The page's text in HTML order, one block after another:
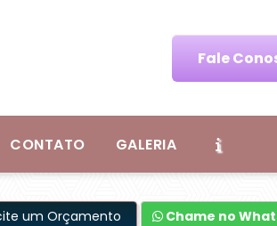
Fale
CONTATO GALERIA
um Orçamento Chame no